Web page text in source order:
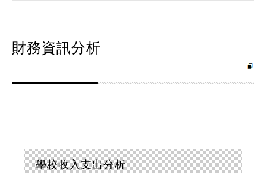
財務資訊分析
學校收入支出分析